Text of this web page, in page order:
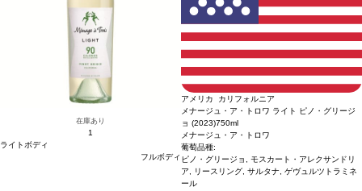
在庫あり
1
ライトボディ
フルボディ
アメリカ カリフォルニア
メナージュ・ア・トロワ ライト ピノ・グリージ
ョ (2023)750ml
メナージュ・ア・トロワ
葡萄品種:
ピノ・グリージョ, モスカート・アレクサンドリ
ア, リースリング, サルタナ, ゲヴュルツトラミネ
ール